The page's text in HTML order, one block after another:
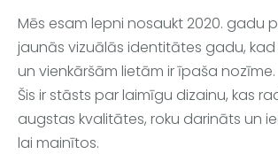
Mēs esam lepni nosaukt 2020. gadu
jaunās vizuālās identitātes gadu,
un vienkāršām lietām ir īpaša nozīme.
Šis ir stāsts par laimīgu dizainu, kas
augstas kvalitātes, roku darināts un
lai mainītos.